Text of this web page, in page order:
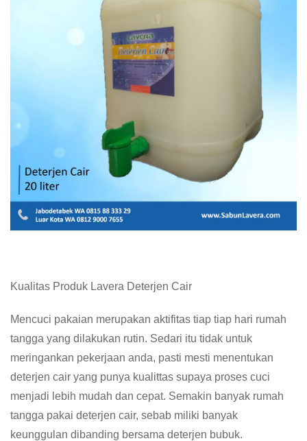
Kualitas Produk Lavera Deterjen Cair
Mencuci pakaian merupakan aktifitas tiap tiap hari rumah
tangga yang dilakukan rutin. Sedari itu tidak untuk
meringankan pekerjaan anda, pasti mesti menentukan
deterjen cair yang punya kualittas supaya proses cuci
menjadi lebih mudah dan cepat. Semakin banyak rumah
tangga pakai deterjen cair, sebab miliki banyak
keunggulan dibanding bersama deterjen bubuk.